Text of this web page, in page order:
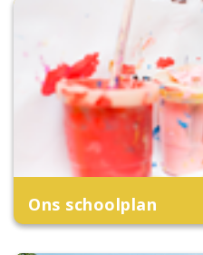
Ons schoolplan